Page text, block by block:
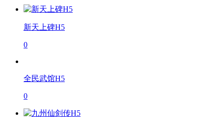
新天上碑H5
0
全民武馆H5
0